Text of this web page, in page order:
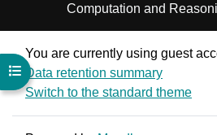
Open course index
Computation and
You are currently using guest
Data retention summary
Switch to the standard theme